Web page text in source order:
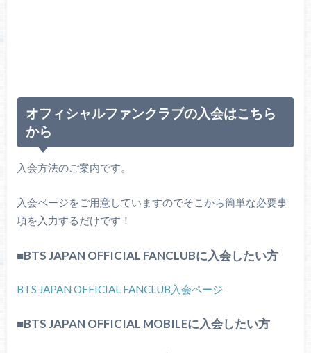
オフィシャルファンクラブの入会はこちら
から
入会方法のご案内です。
入会ページをご用意していますのでそこから簡単な必要事
項を入力するだけです！
■BTS JAPAN OFFICIAL FANCLUBに入会したい方
BTS JAPAN OFFICIAL FANCLUB入会ページ
■BTS JAPAN OFFICIAL MOBILEに入会したい方